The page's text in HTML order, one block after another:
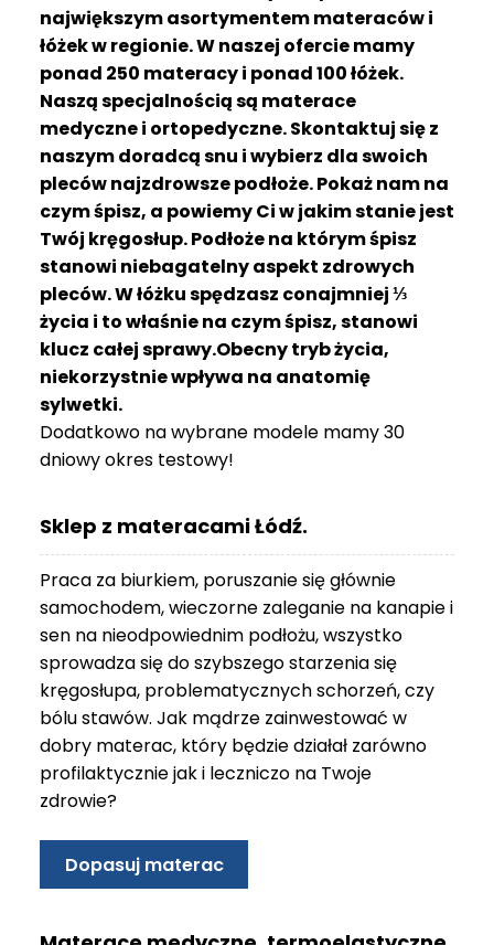
największym asortymentem materaców i
łóżek w regionie. W naszej ofercie mamy
ponad 250 materacy i ponad 100 łóżek.
Naszą specjalnością są materace
medyczne i ortopedyczne. Skontaktuj się z
naszym doradcą snu i wybierz dla swoich
pleców najzdrowsze podłoże. Pokaż nam na
czym śpisz, a powiemy Ci w jakim stanie jest
Twój kręgosłup. Podłoże na którym śpisz
stanowi niebagatelny aspekt zdrowych
pleców. W łóżku spędzasz conajmniej ⅓
życia i to właśnie na czym śpisz, stanowi
klucz całej sprawy.Obecny tryb życia,
niekorzystnie wpływa na anatomię
sylwetki.
Dodatkowo na wybrane modele mamy 30
dniowy okres testowy!
Sklep z materacami Łódź.
Praca za biurkiem, poruszanie się głównie
samochodem, wieczorne zaleganie na kanapie i
sen na nieodpowiednim podłożu, wszystko
sprowadza się do szybszego starzenia się
kręgosłupa, problematycznych schorzeń, czy
bólu stawów. Jak mądrze zainwestować w
dobry materac, który będzie działał zarówno
profilaktycznie jak i leczniczo na Twoje
zdrowie?
Dopasuj materac